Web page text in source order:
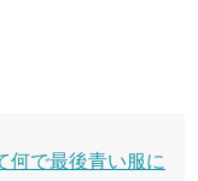
何で最後青い服に